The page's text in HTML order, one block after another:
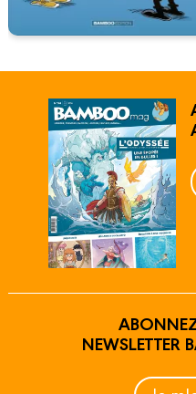
NEWSLETTER